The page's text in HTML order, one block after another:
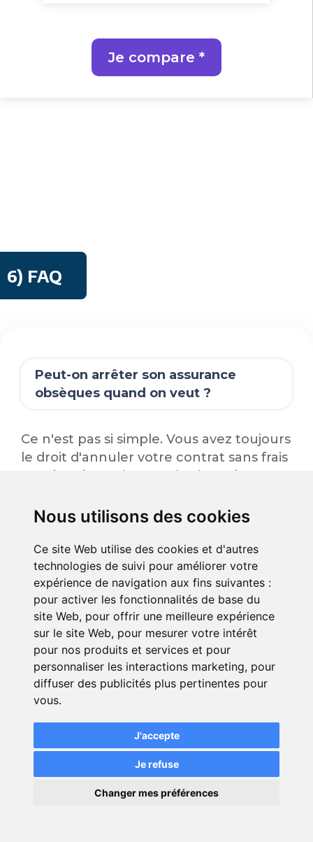
Nous utilisons des cookies
Ce site Web utilise des cookies et d'autres
technologies de suivi pour améliorer votre
expérience de navigation aux fins suivantes :
pour activer les fonctionnalités de base du
site Web, pour offrir une meilleure expérience
sur le site Web, pour mesurer votre intérêt
pour nos produits et services et pour
personnaliser les interactions marketing, pour
diffuser des publicités plus pertinentes pour
vous.
J'accepte
Je refuse
Changer mes préférences
Je compare *
6) FAQ
Peut-on arrêter son assurance
obsèques quand on veut ?
Ce n'est pas si simple. Vous avez toujours
le droit d'annuler votre contrat sans frais
pendant les 30 jours qui suivent la
mettre fin au contrat, il faut regarder ce
c'est un contrat en capital ou en
prestations, et surtout, des règles que
votre assureur a fixées.
Comment faire une demande de
résiliation ?
La résiliation doit être faite par lettre
recommandée avec accusé de
réception, adressée à votre compagnie
d’assurance. N’oubliez pas d’y joindre
une copie de votre contrat et vos
coordonnées.